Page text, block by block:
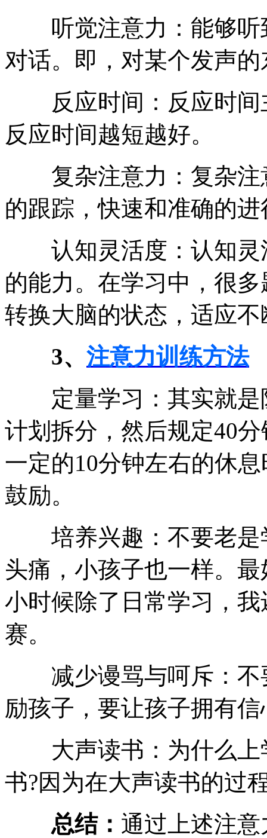
听觉注意力：能够听
对话。即，对某个发声
反应时间：反应时间
反应时间越短越好。
复杂注意力：复杂注
的跟踪，快速和准确的
认知灵活度：认知灵
的能力。在学习中，很
转换大脑的状态，适应
3、 注意力训练方法
定量学习：其实就是
计划拆分，然后规定40
一定的10分钟左右的休
鼓励。
培养兴趣：不要老是
头痛，小孩子也一样。
小时候除了日常学习，
赛。
减少谩骂与呵斥：不
励孩子，要让孩子拥有信
大声读书：为什么上
书?因为在大声读书的过
总结： 通过上述注